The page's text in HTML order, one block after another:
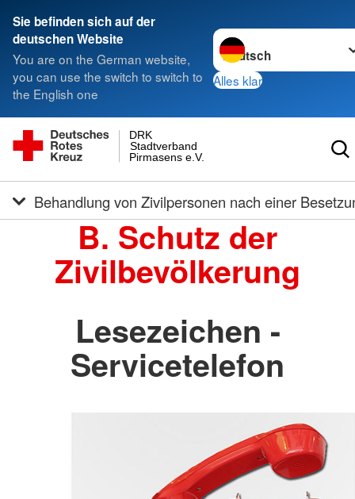
Sie befinden sich auf der
deutschen Website
You are on the German website,
you can use the switch to switch to
the English one
Sprache wechseln zu
Alles klar
Pirmasens e.V.
Stadtverband
DRK
Behandlung von Zivilpersonen nach einer
B. Schutz der
Zivilbevölkerung
Lesezeichen -
Servicetelefon